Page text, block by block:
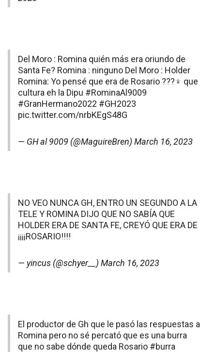
Del Moro : Romina quién más era oriundo de
Santa Fe? Romina : ninguno Del Moro : Holder
Romina: Yo pensé que era de Rosario ???‍♀️ que
cultura eh la Dipu #RominaAl9009
#GranHermano2022 #GH2023
pic.twitter.com/nrbKEgS48G
— GH al 9009 (@MaguireBren) March 16, 2023
NO VEO NUNCA GH, ENTRO UN SEGUNDO A LA
TELE Y ROMINA DIJO QUE NO SABÍA QUE
HOLDER ERA DE SANTA FE, CREYÓ QUE ERA DE
¡¡¡¡ROSARIO!!!!
— yincus (@schyer__) March 16, 2023
El productor de Gh que le pasó las respuestas a
Romina pero no sé percató que es una burra
que no sabe dónde queda Rosario #burra